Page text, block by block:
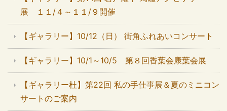
展 １１/４～１１/９開催
【ギャラリー】10/12（日） 街角ふれあいコンサート
【ギャラリー】10/1～10/5 第８回香葉会康葉会展
【ギャラリー杜】第22回 私の手仕事展＆夏のミニコン
サートのご案内